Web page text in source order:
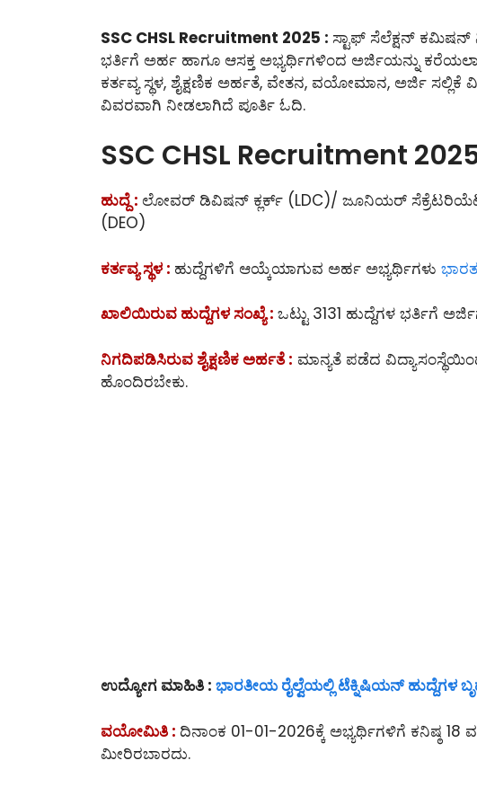
SSC CHSL Recruitment 2025 : ಸ್ಟಾಫ್ ಸೆಲೆಕ್ಷನ್ ಕಮಿಷನ್
ಭರ್ತಿಗೆ ಅರ್ಹ ಹಾಗೂ ಆಸಕ್ತ ಅಭ್ಯರ್ಥಿಗಳಿಂದ ಅರ್ಜಿಯನ್ನು
ಕರ್ತವ್ಯ ಸ್ಥಳ, ಶೈಕ್ಷಣಿಕ ಅರ್ಹತೆ, ವೇತನ, ವಯೋಮಾನ, ಅರ್ಜಿ
ವಿವರವಾಗಿ ನೀಡಲಾಗಿದೆ ಪೂರ್ತಿ ಓದಿ.
SSC CHSL Recruitment
ಹುದ್ದೆ : ಲೋವರ್ ಡಿವಿಷನ್ ಕ್ಲರ್ಕ್ (LDC)/ ಜೂನಿಯರ್
(DEO)
ಕರ್ತವ್ಯ ಸ್ಥಳ : ಹುದ್ದೆಗಳಿಗೆ ಆಯ್ಕೆಯಾಗುವ ಅರ್ಹ ಅಭ್ಯರ್ಥಿಗಳು
ಖಾಲಿಯಿರುವ ಹುದ್ದೆಗಳ ಸಂಖ್ಯೆ : ಒಟ್ಟು 3131 ಹುದ್ದೆಗಳ ಭರ್ತಿಗೆ
ನಿಗದಿಪಡಿಸಿರುವ ಶೈಕ್ಷಣಿಕ ಅರ್ಹತೆ : ಮಾನ್ಯತೆ ಪಡೆದ
ಹೊಂದಿರಬೇಕು.
ಉದ್ಯೋಗ ಮಾಹಿತಿ : ಭಾರತೀಯ ರೈಲ್ವೆಯಲ್ಲಿ ಟೆಕ್ನಿಷಿಯನ್ ಹುದ್ದೆಗಳ
ವಯೋಮಿತಿ : ದಿನಾಂಕ 01-01-2026ಕ್ಕೆ ಅಭ್ಯರ್ಥಿಗಳಿಗೆ ಕನಿಷ್ಠ 18
ಮೀರಿರಬಾರದು.